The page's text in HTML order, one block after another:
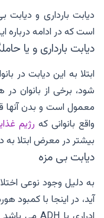
دیابت بارداری و
است که در ادامه
دیابت بارداری و یا
ابتلا به این دیابت در
شود، برخی از بانوان در
معمول است و بدن آنها
واقع بانوانی که رژیم
بیشتر در معرض ابتلا به
دیابت بی مزه
به دلیل وجود نوعی
آید، در اینجا با